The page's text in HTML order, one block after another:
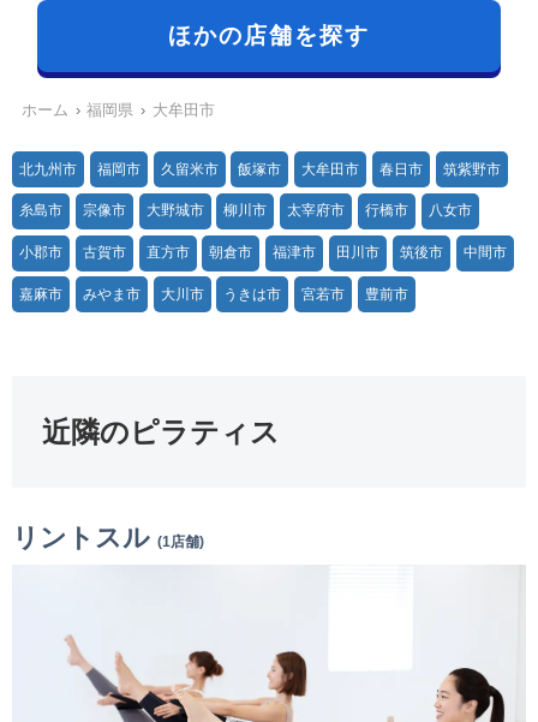
ほかの店舗を探す
ホーム 福岡県 大牟田市
北九州市 福岡市 久留米市 飯塚市 大牟田市 春日市 筑紫野市
糸島市 宗像市 大野城市 柳川市 太宰府市 行橋市 八女市
小郡市 古賀市 直方市 朝倉市 福津市 田川市 筑後市 中間市
嘉麻市 みやま市 大川市 うきは市 宮若市 豊前市
近隣のピラティス
リントスル (1店舗)